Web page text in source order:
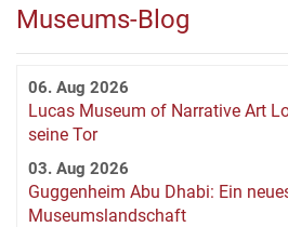
Museums-Blog
06. Aug 2026
Lucas Museum of Narrative Art
seine Tor
03. Aug 2026
Guggenheim Abu Dhabi: Ein
Museumslandschaft